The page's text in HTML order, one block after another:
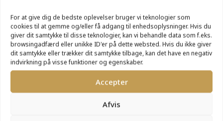
For at give dig de bedste oplevelser bruger vi teknologier som
cookies til at gemme og/eller få adgang til enhedsoplysninger. Hvis du
giver dit samtykke til disse teknologier, kan vi behandle data som f.eks.
browsingadfærd eller unikke ID'er på dette websted. Hvis du ikke giver
dit samtykke eller trækker dit samtykke tilbage, kan det have en negativ
indvirkning på visse funktioner og egenskaber.
Accepter
Afvis
Åbningstider